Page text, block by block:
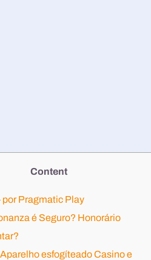
Content
por Pragmatic Play
é Seguro? Honorário
esfogíteado Casino e